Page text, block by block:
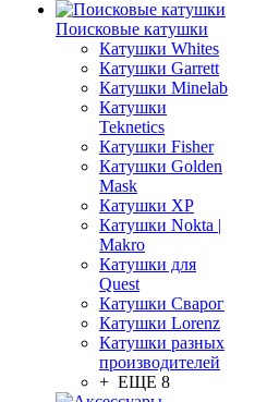
Поисковые катушки
Катушки Whites
Катушки Garrett
Катушки Minelab
Катушки
Teknetics
Катушки Fisher
Катушки Golden
Mask
Катушки XP
Катушки Nokta |
Makro
Катушки для
Quest
Катушки Сварог
Катушки Lorenz
Катушки разных
производителей
+ ЕЩЕ 8